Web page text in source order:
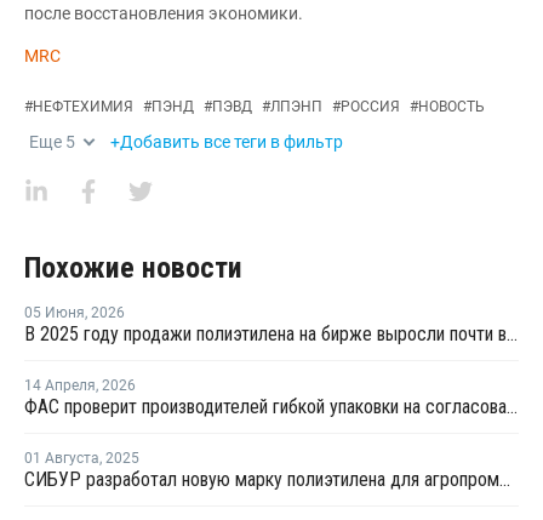
после восстановления экономики.
MRC
#НЕФТЕХИМИЯ #ПЭНД #ПЭВД #ЛПЭНП #РОССИЯ #НОВОСТЬ
Еще 5 +Добавить все теги в фильтр
Похожие новости
05 Июня, 2026
В 2025 году продажи полиэтилена на бирже выросли почти в 13 раз
14 Апреля, 2026
ФАС проверит производителей гибкой упаковки на согласованное повышение цен
01 Августа, 2025
СИБУР разработал новую марку полиэтилена для агропромышленного комплекса